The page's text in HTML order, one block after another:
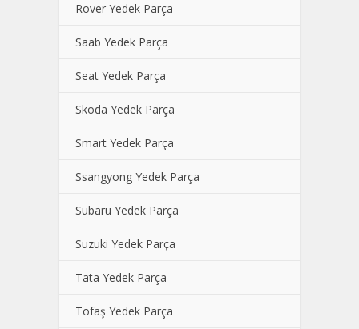
Rover Yedek Parça
Saab Yedek Parça
Seat Yedek Parça
Skoda Yedek Parça
Smart Yedek Parça
Ssangyong Yedek Parça
Subaru Yedek Parça
Suzuki Yedek Parça
Tata Yedek Parça
Tofaş Yedek Parça